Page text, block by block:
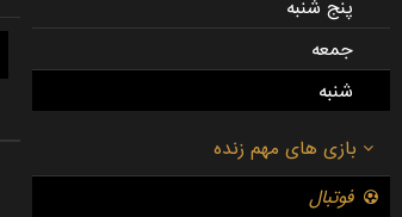
پنج شنبه
جمعه
شنبه